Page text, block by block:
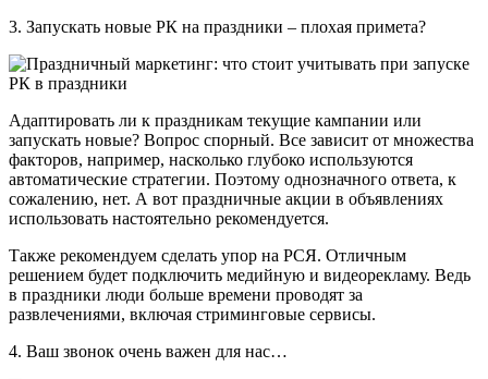
3. Запускать новые РК на праздники – плохая примета?
Адаптировать ли к праздникам текущие кампании или
запускать новые? Вопрос спорный. Все зависит от множества
факторов, например, насколько глубоко используются
автоматические стратегии. Поэтому однозначного ответа, к
сожалению, нет. А вот праздничные акции в объявлениях
использовать настоятельно рекомендуется.
Также рекомендуем сделать упор на РСЯ. Отличным
решением будет подключить медийную и видеорекламу. Ведь
в праздники люди больше времени проводят за
развлечениями, включая стриминговые сервисы.
4. Ваш звонок очень важен для нас…